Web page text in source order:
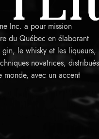
Leaflet
Inc. a pour mission
du Québec en élaborant
le whisky et les liqueurs,
novatrices, distribués
monde, avec un accent